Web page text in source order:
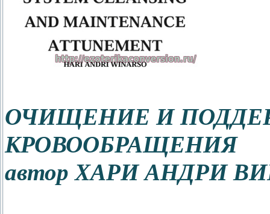
ОЧИЩЕНИЕ И
КРОВООБРАЩЕНИЯ
автор ХАРИ АНДРИ